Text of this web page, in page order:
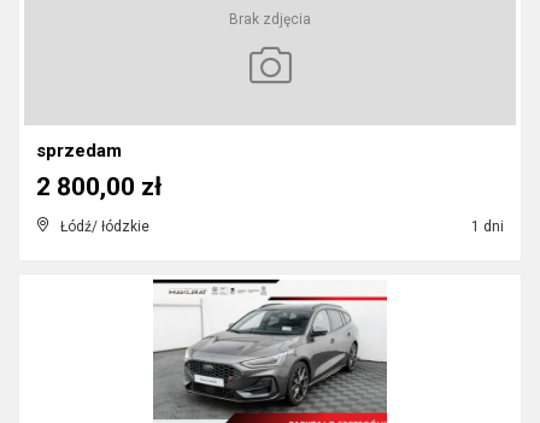
Brak zdjęcia
sprzedam
Łódź/ łódzkie 1 dni
2 800,00 zł